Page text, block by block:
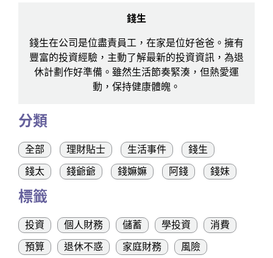
錢生
錢生在公司是位盡責員工，在家是位好爸爸。擁有
豐富的投資經驗，主動了解最新的投資資訊，為退
休計劃作好準備。雖然生活節奏緊湊，但熱愛運
動，保持健康體魄。
分類
全部 理財貼士 生活事件
錢生
錢太
錢爺爺 錢嫲嫲 阿錢 錢妹
標籤
投資 個人財務 儲蓄 學投資
消費
預算
退休不惑 家庭財務
風險